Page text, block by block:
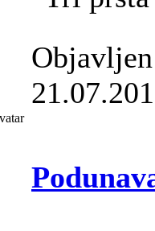
Objavljen